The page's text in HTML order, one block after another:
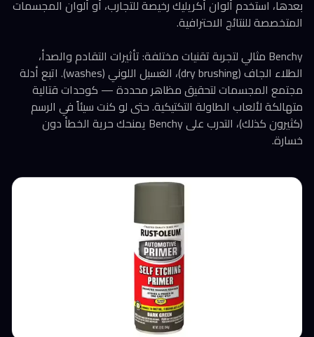
بعدها، استخدم ألوان أكريليك رخيصة للتجارب، أو ألوان المجسمات
المتخصصة للنتائج الاحترافية.
Benchy مثالي لتجربة تقنيات مختلفة: تأثيرات التقادم والصدأ،
الطلاء الجاف (dry brushing)، الغسيل اللوني (washes). اتبع أدلة
مجتمع المجسمات لتحقيق مظاهر محددة — كوحدات قتالية
متهالكة لألعاب الطاولة التكتيكية. حتى لو كنت سيئاً في الرسم
(كثيرون كذلك)، التدرب على Benchy يمنحك حرية الخطأ دون
خسارة.